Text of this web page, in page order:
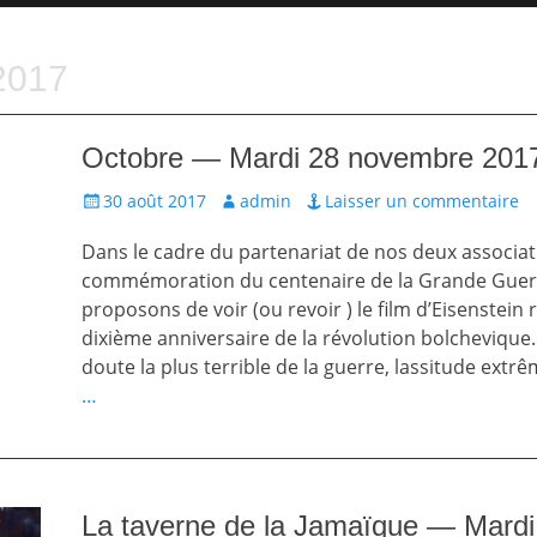
Octobre — Mardi 28 novembre
Écrit30 août 2017 Auteur
admin Laisser un commentaire
Dans le cadre du partenariat de nos deux
commémoration du centenaire de la Grande
proposons de voir (ou revoir ) le film d’Eisenstein
dixième anniversaire de la révolution bolchevique.
doute la plus terrible de la guerre, lassitude
…
La taverne de la Jamaïque —